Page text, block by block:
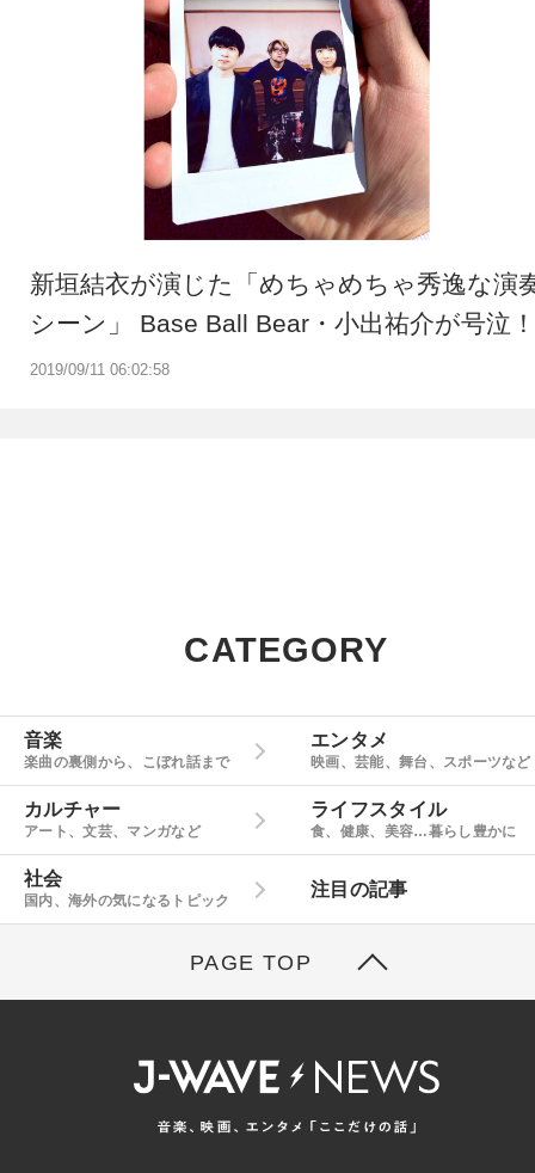
2019/09/11 06:02:58
新垣結衣が演じた「めちゃめちゃ秀逸な演
シーン」 Base Ball Bear・小出祐介が号泣！
CATEGORY
音楽
楽曲の裏側から、こぼれ話まで
エンタメ
映画、芸能、舞台、スポーツなど
カルチャー
アート、文芸、マンガなど
ライフスタイル
食、健康、美容…暮らし豊かに
社会
国内、海外の気になるトピック
注目の記事
PAGE TOP